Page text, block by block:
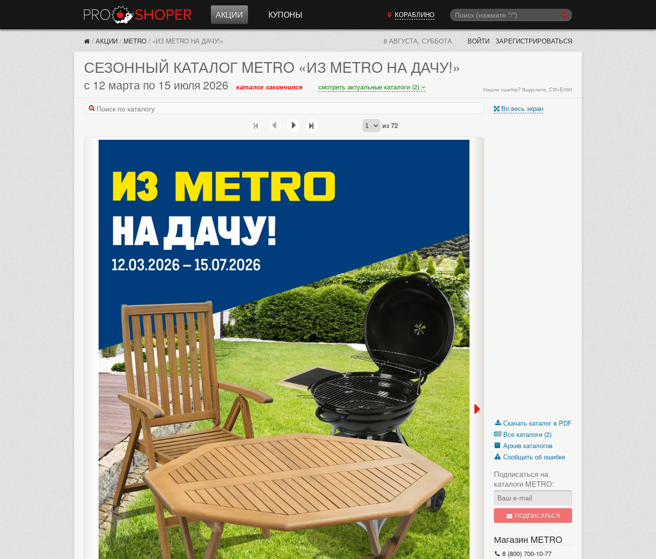
АКЦИИ КУПОНЫ КОРАБЛИНО
/ АКЦИИ / METRO / «ИЗ METRO НА ДАЧУ!» 8 АВГУСТА, СУББОТА ВОЙТИ ЗАРЕГИСТРИРОВАТЬСЯ
СЕЗОННЫЙ КАТАЛОГ METRO «ИЗ METRO НА ДАЧУ!»
с 12 марта по 15 июля 2026 каталог закончился смотреть актуальные каталоги (2) Нашли ошибку? Выделите, Ctrl+Enter
Во весь экран
из72
Скачать каталог в PDF
Все каталоги (2)
Архив каталогов
Сообщить об ошибке
Подписаться на
каталоги METRO:
ПОДПИСАТЬСЯ
Магазин METRO
8 (800) 700-10-77